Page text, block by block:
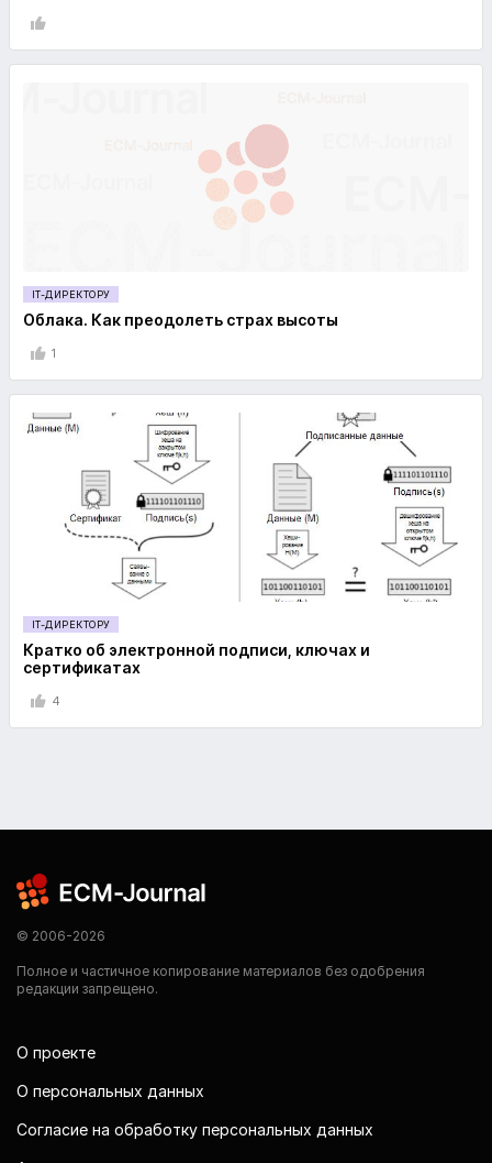
IT-ДИРЕКТОРУ
Облака. Как преодолеть страх высоты
1
IT-ДИРЕКТОРУ
Кратко об электронной подписи, ключах и
сертификатах
4
© 2006-2026
Полное и частичное копирование материалов без одобрения
редакции запрещено.
О проекте
О персональных данных
Согласие на обработку персональных данных